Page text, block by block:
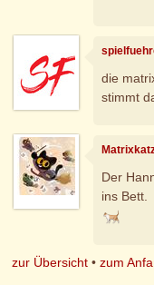
die
stimmt
Der
ins Bett.
zur Übersicht •zum